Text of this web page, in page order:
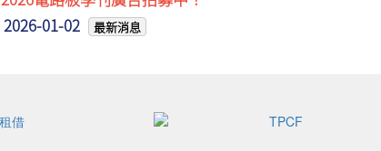
2026-01-02
最新消息